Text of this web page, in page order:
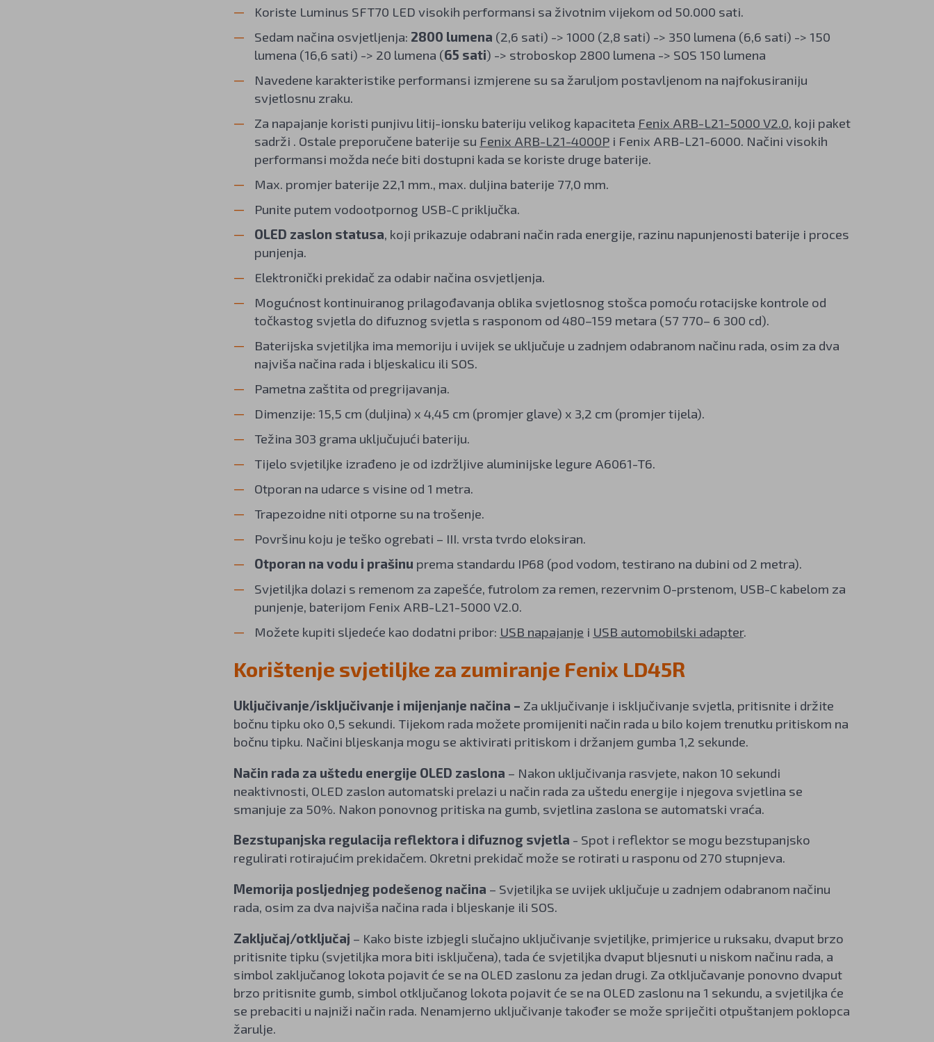
Koriste Luminus SFT70 LED visokih performansi sa životnim vijekom od 50.000 sati.
Sedam načina osvjetljenja: 2800 lumena (2,6 sati) -> 1000 (2,8 sati) -> 350 lumena (6,6 sati) -> 150
lumena (16,6 sati) -> 20 lumena (65 sati) -> stroboskop 2800 lumena -> SOS 150 lumena
Navedene karakteristike performansi izmjerene su sa žaruljom postavljenom na najfokusiraniju
svjetlosnu zraku.
Za napajanje koristi punjivu litij-ionsku bateriju velikog kapaciteta Fenix ARB-L21-5000 V2.0, koji paket
sadrži . Ostale preporučene baterije su Fenix ARB-L21-4000Pi Fenix ARB-L21-6000. Načini visokih
performansi možda neće biti dostupni kada se koriste druge baterije.
Max. promjer baterije 22,1 mm., max. duljina baterije 77,0 mm.
Punite putem vodootpornog USB-C priključka.
OLED zaslon statusa, koji prikazuje odabrani način rada energije, razinu napunjenosti baterije i proces
punjenja.
Elektronički prekidač za odabir načina osvjetljenja.
Mogućnost kontinuiranog prilagođavanja oblika svjetlosnog stošca pomoću rotacijske kontrole od
točkastog svjetla do difuznog svjetla s rasponom od 480–159 metara (57 770– 6 300 cd).
Baterijska svjetiljka ima memoriju i uvijek se uključuje u zadnjem odabranom načinu rada, osim za dva
najviša načina rada i bljeskalicu ili SOS.
Pametna zaštita od pregrijavanja.
Dimenzije: 15,5 cm (duljina) x 4,45 cm (promjer glave) x 3,2 cm (promjer tijela).
Težina 303 grama uključujući bateriju.
Tijelo svjetiljke izrađeno je od izdržljive aluminijske legure A6061-T6.
Otporan na udarce s visine od 1 metra.
Trapezoidne niti otporne su na trošenje.
Površinu koju je teško ogrebati – III. vrsta tvrdo eloksiran.
Otporan na vodu i prašinu prema standardu IP68 (pod vodom, testirano na dubini od 2 metra).
Svjetiljka dolazi s remenom za zapešće, futrolom za remen, rezervnim O-prstenom, USB-C kabelom za
punjenje, baterijom Fenix ARB-L21-5000 V2.0.
Možete kupiti sljedeće kao dodatni pribor: USB napajanje i USB automobilski adapter.
Korištenje svjetiljke za zumiranje Fenix LD45R
Uključivanje/isključivanje i mijenjanje načina – Za uključivanje i isključivanje svjetla, pritisnite i držite
bočnu tipku oko 0,5 sekundi. Tijekom rada možete promijeniti način rada u bilo kojem trenutku pritiskom na
bočnu tipku. Načini bljeskanja mogu se aktivirati pritiskom i držanjem gumba 1,2 sekunde.
Način rada za uštedu energije OLED zaslona – Nakon uključivanja rasvjete, nakon 10 sekundi
neaktivnosti, OLED zaslon automatski prelazi u način rada za uštedu energije i njegova svjetlina se
smanjuje za 50%. Nakon ponovnog pritiska na gumb, svjetlina zaslona se automatski vraća.
Bezstupanjska regulacija reflektora i difuznog svjetla - Spot i reflektor se mogu bezstupanjsko
regulirati rotirajućim prekidačem. Okretni prekidač može se rotirati u rasponu od 270 stupnjeva.
Memorija posljednjeg podešenog načina – Svjetiljka se uvijek uključuje u zadnjem odabranom načinu
rada, osim za dva najviša načina rada i bljeskanje ili SOS.
Zaključaj/otključaj – Kako biste izbjegli slučajno uključivanje svjetiljke, primjerice u ruksaku, dvaput brzo
pritisnite tipku (svjetiljka mora biti isključena), tada će svjetiljka dvaput bljesnuti u niskom načinu rada, a
simbol zaključanog lokota pojavit će se na OLED zaslonu za jedan drugi. Za otključavanje ponovno dvaput
brzo pritisnite gumb, simbol otključanog lokota pojavit će se na OLED zaslonu na 1 sekundu, a svjetiljka će
se prebaciti u najniži način rada. Nenamjerno uključivanje također se može spriječiti otpuštanjem poklopca
žarulje.